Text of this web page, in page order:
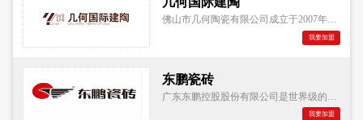
佛山市几何陶瓷有限公司成立于2007年，总部位于有着"南国陶都"之称的佛山，在这片以陶瓷文化和建陶产业闻名于世的热土上，享誉陶业的几何国际建陶从这里走向世界。几何国际建陶两大现代化建陶生产基地选址佛山三水，占地面积共54万平方米，拥有行业最高标准的全系列生产线14组，总投资超10亿元人民币。
我要加盟
东鹏瓷砖
我要加盟